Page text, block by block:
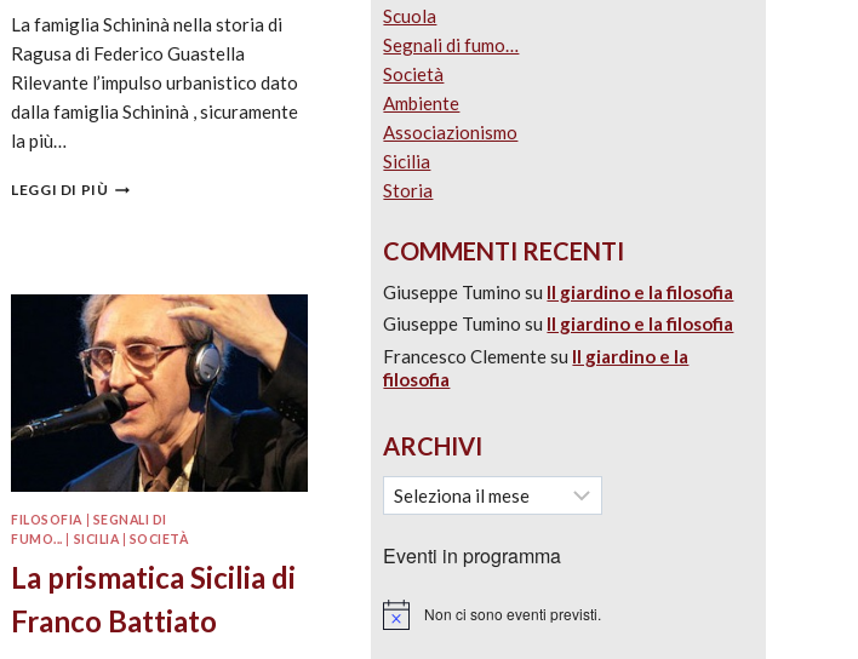
La famiglia Schininà nella storia di
Ragusa di Federico Guastella
Rilevante l’impulso urbanistico dato
dalla famiglia Schininà , sicuramente
la più…
LEGGI DI PIÙ
FILOSOFIA
SEGNALI DI
FUMO...
SICILIA SOCIETÀ
La prismatica Sicilia di
Franco Battiato
Scuola
Segnali di fumo…
Società
Ambiente
Associazionismo
Sicilia
Storia
COMMENTI RECENTI
Giuseppe Tumino su Il giardino e la filosofia
Giuseppe Tumino su Il giardino e la filosofia
Francesco Clementesu Il giardino e la
filosofia
ARCHIVI
Eventi in programma
Notice Non ci sono eventi previsti.